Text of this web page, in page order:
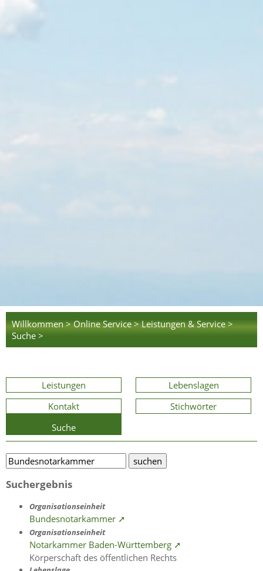
Willkommen > Online Service > Leistungen & Service >
Suche >
Leistungen
Lebenslagen
Kontakt
Stichwörter
Suche
Suchergebnis
Organisationseinheit
Bundesnotarkammer ➚
Organisationseinheit
Notarkammer Baden-Württemberg ➚
Körperschaft des öffentlichen Rechts